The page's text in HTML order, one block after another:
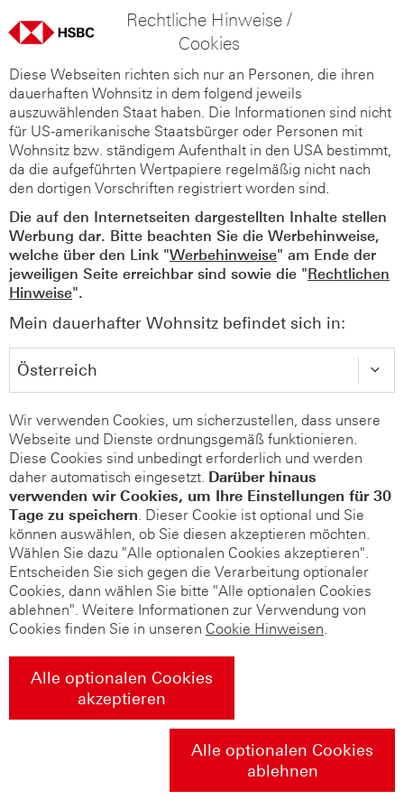
Rechtliche Hinweise /
Cookies
Diese Webseiten richten sich nur an Personen, die ihren
dauerhaften Wohnsitz in dem folgend jeweils
auszuwählenden Staat haben. Die Informationen sind nicht
für US-amerikanische Staatsbürger oder Personen mit
Wohnsitz bzw. ständigem Aufenthalt in den USA bestimmt,
da die aufgeführten Wertpapiere regelmäßig nicht nach
den dortigen Vorschriften registriert worden sind.
Die auf den Internetseiten dargestellten Inhalte stellen
Werbung dar. Bitte beachten Sie die Werbehinweise,
welche über den Link "Werbehinweise" am Ende der
jeweiligen Seite erreichbar sind sowie die "Rechtlichen
Hinweise".
Mein dauerhafter Wohnsitz befindet sich in:
Wir verwenden Cookies, um sicherzustellen, dass unsere
Webseite und Dienste ordnungsgemäß funktionieren.
Diese Cookies sind unbedingt erforderlich und werden
daher automatisch eingesetzt. Darüber hinaus
verwenden wir Cookies, um Ihre Einstellungen für 30
Tage zu speichern. Dieser Cookie ist optional und Sie
können auswählen, ob Sie diesen akzeptieren möchten.
Wählen Sie dazu "Alle optionalen Cookies akzeptieren".
Entscheiden Sie sich gegen die Verarbeitung optionaler
Cookies, dann wählen Sie bitte "Alle optionalen Cookies
ablehnen". Weitere Informationen zur Verwendung von
Cookies finden Sie in unseren Cookie Hinweisen.
Alle optionalen Cookies
akzeptieren
Alle optionalen Cookies
ablehnen